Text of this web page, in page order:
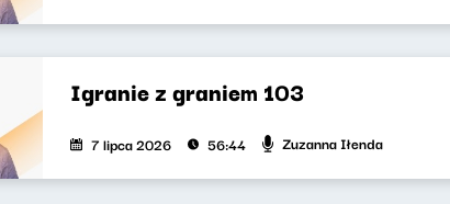
Igranie z graniem 103
7 lipca 2026 56:44 Zuzanna Iłenda